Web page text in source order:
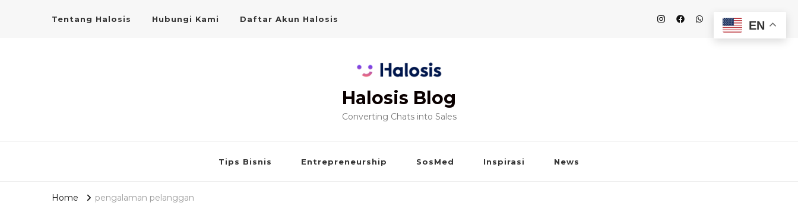
Tentang Halosis Hubungi Kami Daftar Akun Halosis
Halosis Blog
Converting Chats into Sales
Tips Bisnis Entrepreneurship SosMed Inspirasi News
Home pengalaman pelanggan
EN